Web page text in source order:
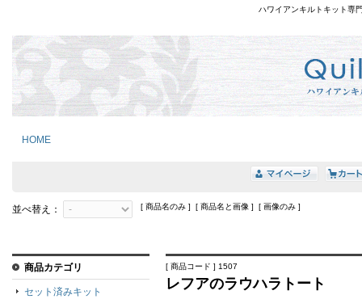
ハワイアンキルトキット専
HOME
並べ替え： [ 商品名のみ ] [ 商品名と画像 ] [ 画像のみ ]
[ 商品コード ] 1507
レフアのラウハラトート
商品カテゴリ
セット済みキット